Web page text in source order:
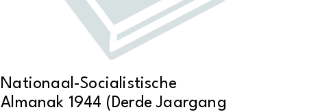
Nationaal-Socialistische
Almanak 1944 (Derde Jaargang